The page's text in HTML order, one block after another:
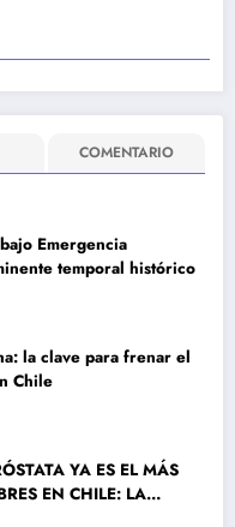
COMENTARIO
Emergencia
temporal histórico
la clave para frenar el
Chile
YA ES EL MÁS
EN CHILE: LA